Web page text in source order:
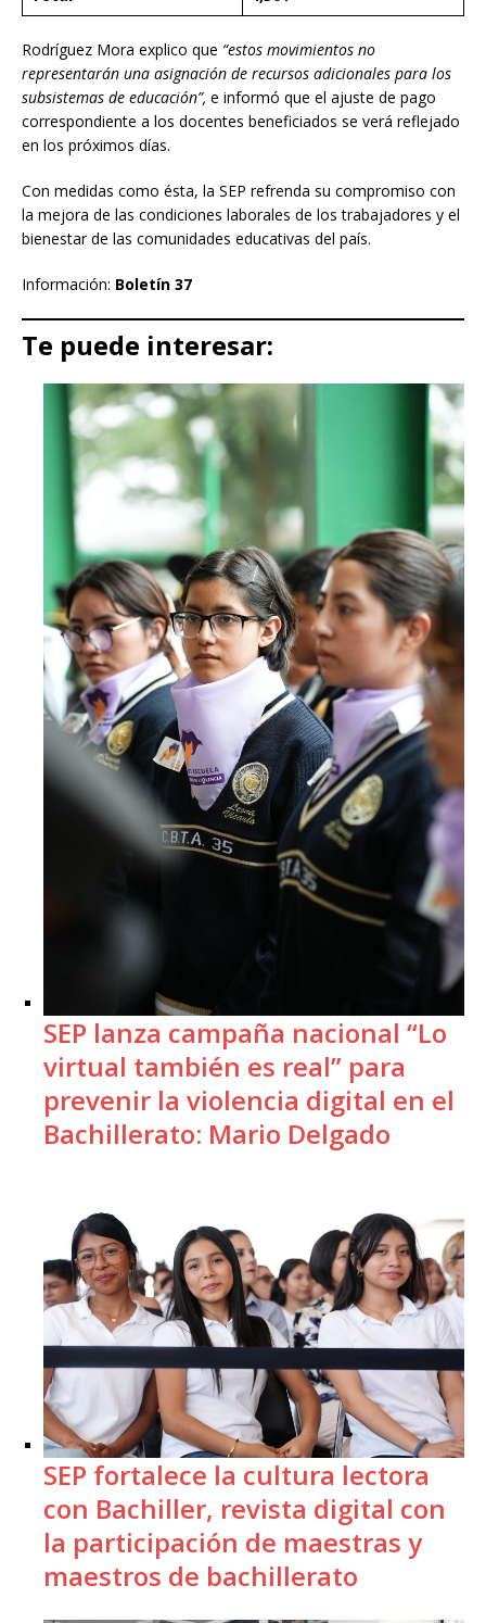
Rodríguez Mora explico que “estos movimientos no
representarán una asignación de recursos adicionales para los
subsistemas de educación”, e informó que el ajuste de pago
correspondiente a los docentes beneficiados se verá reflejado
en los próximos días.
Con medidas como ésta, la SEP refrenda su compromiso con
la mejora de las condiciones laborales de los trabajadores y el
bienestar de las comunidades educativas del país.
Información: Boletín 37
Te puede interesar:
SEP lanza campaña nacional “Lo
virtual también es real” para
prevenir la violencia digital en el
Bachillerato: Mario Delgado
SEP fortalece la cultura lectora
con Bachiller, revista digital con
la participación de maestras y
maestros de bachillerato